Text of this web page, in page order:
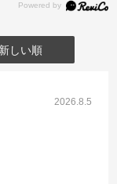
しい順
2026.8.5